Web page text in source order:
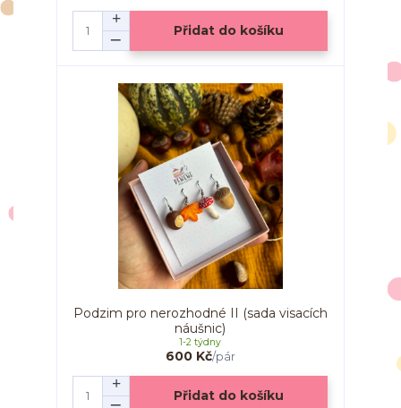
Přidat do košíku
Podzim pro nerozhodné II (sada visacích
náušnic)
600 Kč/pár
1-2 týdny
Přidat do košíku